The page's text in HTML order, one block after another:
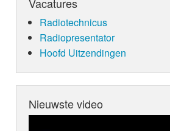
Radiotechnicus
Radiopresentator
Hoofd Uitzendingen
Nieuwste video